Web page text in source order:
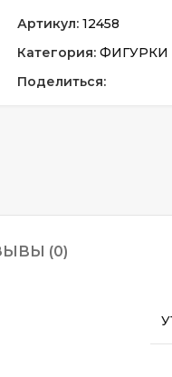
Артикул: 12458
Категория:
Поделиться:
(0)